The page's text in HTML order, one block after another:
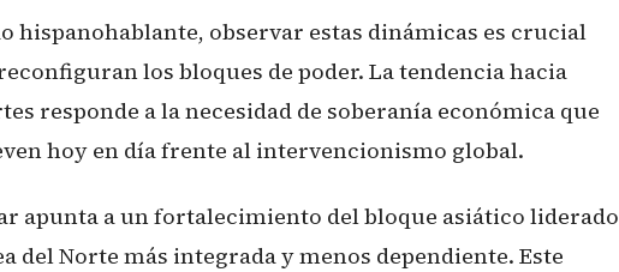
hispanohablante, observar estas dinámicas es crucial
los bloques de poder. La tendencia hacia
responde a la necesidad de soberanía económica que
hoy en día frente al intervencionismo global.
apunta a un fortalecimiento del bloque asiático liderado
del Norte más integrada y menos dependiente. Este